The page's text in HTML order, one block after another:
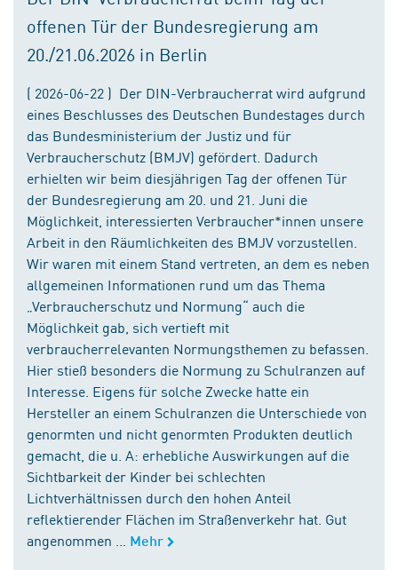
offenen Tür der Bundesregierung am
20./21.06.2026 in Berlin
( 2026-06-22 ) Der DIN-Verbraucherrat wird aufgrund
eines Beschlusses des Deutschen Bundestages durch
das Bundesministerium der Justiz und für
Verbraucherschutz (BMJV) gefördert. Dadurch
erhielten wir beim diesjährigen Tag der offenen Tür
der Bundesregierung am 20. und 21. Juni die
Möglichkeit, interessierten Verbraucher*innen unsere
Arbeit in den Räumlichkeiten des BMJV vorzustellen.
Wir waren mit einem Stand vertreten, an dem es neben
allgemeinen Informationen rund um das Thema
„Verbraucherschutz und Normung“ auch die
Möglichkeit gab, sich vertieft mit
verbraucherrelevanten Normungsthemen zu befassen.
Hier stieß besonders die Normung zu Schulranzen auf
Interesse. Eigens für solche Zwecke hatte ein
Hersteller an einem Schulranzen die Unterschiede von
genormten und nicht genormten Produkten deutlich
gemacht, die u. A: erhebliche Auswirkungen auf die
Sichtbarkeit der Kinder bei schlechten
Lichtverhältnissen durch den hohen Anteil
reflektierender Flächen im Straßenverkehr hat. Gut
angenommen ...
Mehr